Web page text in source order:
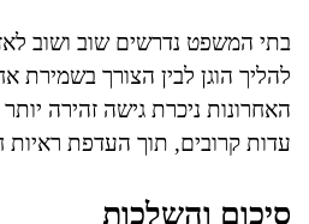
בתי המשפט נדרשים שוב ושוב
להליך הוגן לבין הצורך
האחרונות ניכרת גישה זהירה
עדות קרובים, תוך העדפת ראיות
סיכום והשלכות